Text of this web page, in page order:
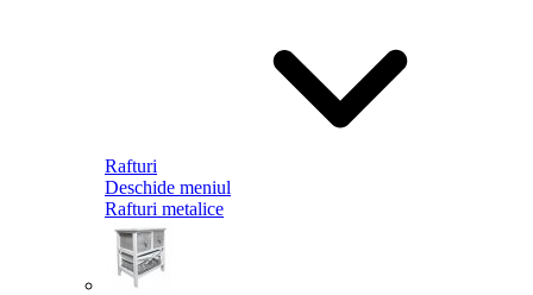
Rafturi
Deschide meniul
Rafturi metalice